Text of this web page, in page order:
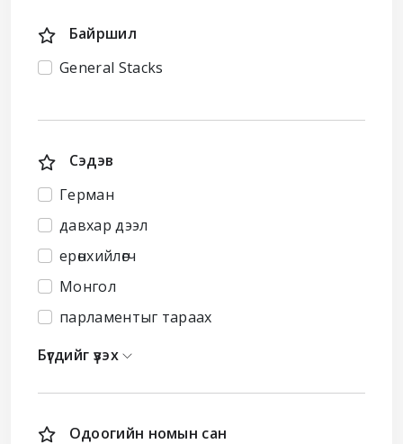
Байршил
General Stacks
Сэдэв
Герман
давхар дээл
ерөнхийлөгч
Монгол
парламентыг тараах
Бүгдийг үзэх
Одоогийн номын сан